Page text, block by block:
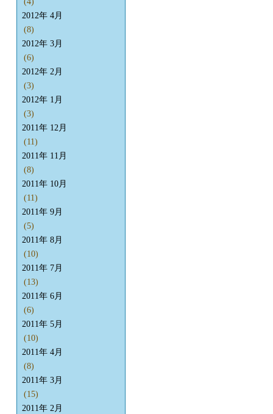
2012年 4月
(8)
2012年 3月
(6)
2012年 2月
(3)
2012年 1月
(3)
2011年 12月
(11)
2011年 11月
(8)
2011年 10月
(11)
2011年 9月
(5)
2011年 8月
(10)
2011年 7月
(13)
2011年 6月
(6)
2011年 5月
(10)
2011年 4月
(8)
2011年 3月
(15)
2011年 2月